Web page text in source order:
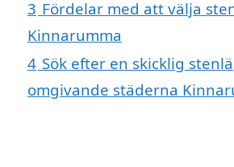
3 Fördelar med att välja
Kinnarumma
4 Sök efter en skicklig
omgivande städerna